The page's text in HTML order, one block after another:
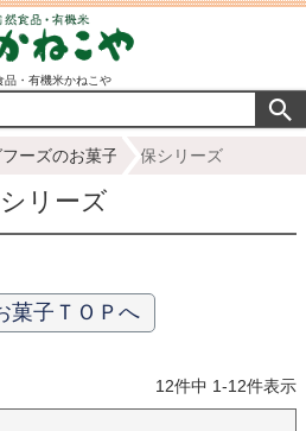
品・有機米かねこや
ーズのお菓子 保シリーズ
リーズ
菓子ＴＯＰへ
12件中 1-12件表示